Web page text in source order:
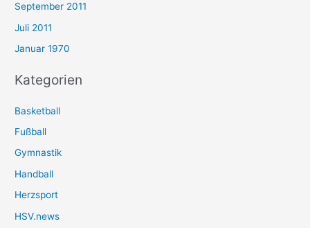
September 2011
Juli 2011
Januar 1970
Kategorien
Basketball
Fußball
Gymnastik
Handball
Herzsport
HSV.news